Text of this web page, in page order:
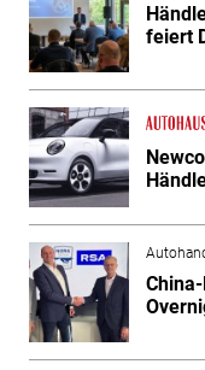
feiert